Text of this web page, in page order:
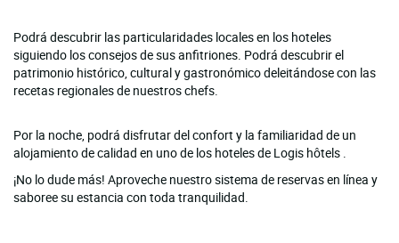
Podrá descubrir las particularidades locales en los hoteles
siguiendo los consejos de sus anfitriones. Podrá descubrir el
patrimonio histórico, cultural y gastronómico deleitándose con las
recetas regionales de nuestros chefs.
Por la noche, podrá disfrutar del confort y la familiaridad de un
alojamiento de calidad en uno de los hoteles de Logis hôtels .
¡No lo dude más! Aproveche nuestro sistema de reservas en línea y
saboree su estancia con toda tranquilidad.